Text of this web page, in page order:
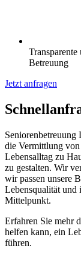
Betreuung
Jetzt anfragen
die Vermittlung
Lebensalltag zu
zu gestalten. Wir
wir passen unsere
Lebensqualität und
Mittelpunkt.
Erfahren Sie mehr
helfen kann, ein
führen.